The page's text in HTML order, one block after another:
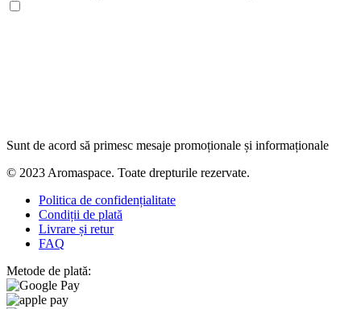
Sunt de acord să primesc mesaje promoționale și informaționale
© 2023 Aromaspace. Toate drepturile rezervate.
Politica de confidențialitate
Condiții de plată
Livrare și retur
FAQ
Metode de plată: